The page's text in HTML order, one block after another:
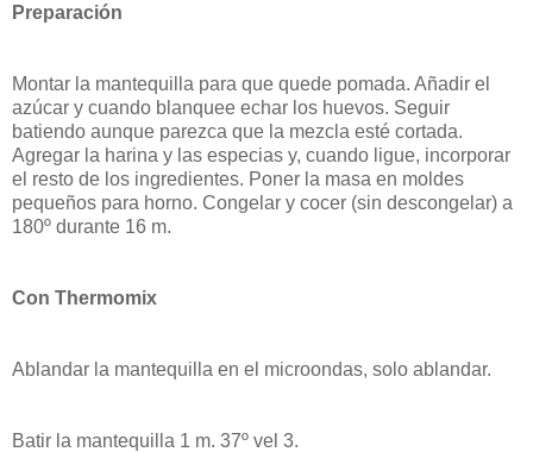
Preparación
Montar la mantequilla para que quede pomada. Añadir el
azúcar y cuando blanquee echar los huevos. Seguir
batiendo aunque parezca que la mezcla esté cortada.
Agregar la harina y las especias y, cuando ligue, incorporar
el resto de los ingredientes. Poner la masa en moldes
pequeños para horno. Congelar y cocer (sin descongelar) a
180º durante 16 m.
Con Thermomix
Ablandar la mantequilla en el microondas, solo ablandar.
Batir la mantequilla 1 m. 37º vel 3.